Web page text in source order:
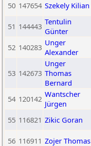
50 147654 Szekely Kilian
51 144443 Tentulin
Günter
52 140283 Unger
Alexander
53 142673
Unger
Thomas
Bernard
54 120142 Wantscher
Jürgen
55 116821 Zikic Goran
56 116911 Zojer Thomas